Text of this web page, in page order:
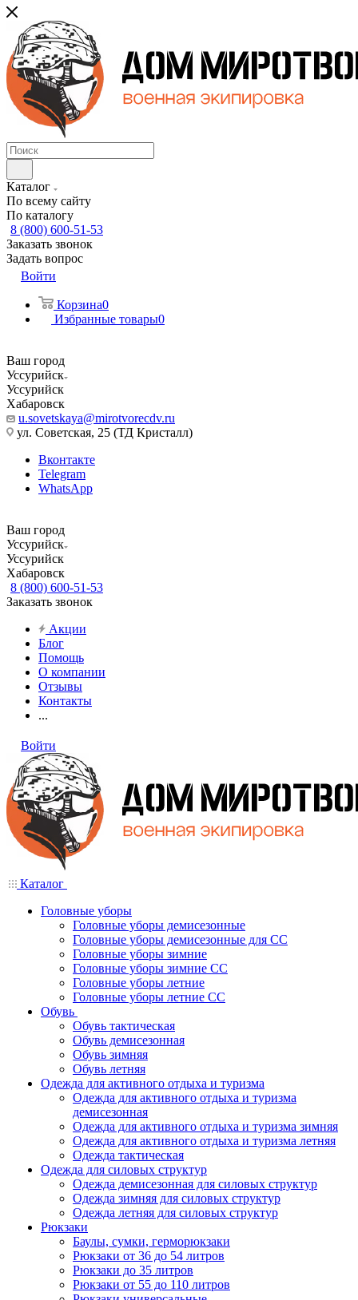
Каталог
По всему сайту
По каталогу
8 (800) 600-51-53
Заказать звонок
Задать вопрос
Войти
Корзина0
Избранные товары0
Ваш город
Уссурийск
Уссурийск
Хабаровск
u.sovetskaya@mirotvorecdv.ru
ул. Советская, 25 (ТД Кристалл)
Вконтакте
Telegram
WhatsApp
Ваш город
Уссурийск
Уссурийск
Хабаровск
8 (800) 600-51-53
Заказать звонок
Акции
Блог
Помощь
О компании
Отзывы
Контакты
...
Войти
Каталог
Головные уборы
Головные уборы демисезонные
Головные уборы демисезонные для СС
Головные уборы зимние
Головные уборы зимние СС
Головные уборы летние
Головные уборы летние СС
Обувь
Обувь тактическая
Обувь демисезонная
Обувь зимняя
Обувь летняя
Одежда для активного отдыха и туризма
Одежда для активного отдыха и туризма
демисезонная
Одежда для активного отдыха и туризма зимняя
Одежда для активного отдыха и туризма летняя
Одежда тактическая
Одежда для силовых структур
Одежда демисезонная для силовых структур
Одежда зимняя для силовых структур
Одежда летняя для силовых структур
Рюкзаки
Баулы, сумки, герморюкзаки
Рюкзаки от 36 до 54 литров
Рюкзаки до 35 литров
Рюкзаки от 55 до 110 литров